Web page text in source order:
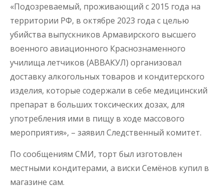
«Подозреваемый, проживающий с 2015 года на
территории РФ, в октябре 2023 года с целью
убийства выпускников Армавирского высшего
военного авиационного Краснознаменного
училища летчиков (АВВАКУЛ) организовал
доставку алкогольных товаров и кондитерского
изделия, которые содержали в себе медицинский
препарат в больших токсических дозах, для
употребления ими в пищу в ходе массового
мероприятия», – заявил Следственный комитет.
По сообщениям СМИ, торт был изготовлен
местными кондитерами, а виски Семёнов купил в
магазине сам.